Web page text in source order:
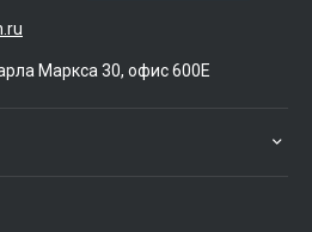
Маркса 30, офис 600Е